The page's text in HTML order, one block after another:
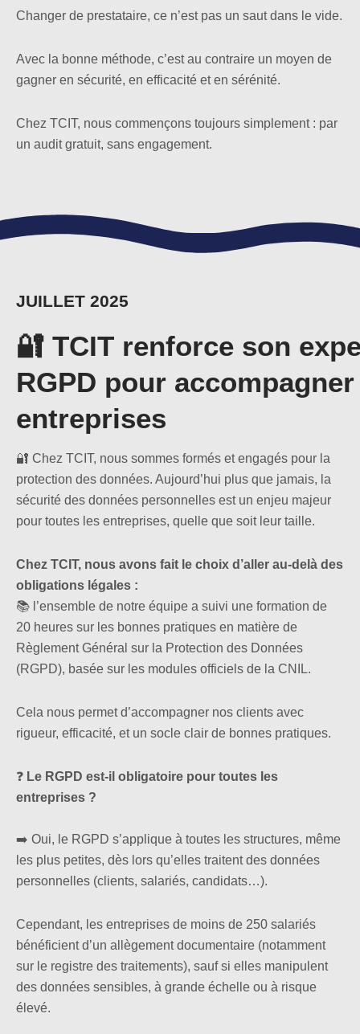
Changer de prestataire, ce n’est pas un saut dans le vide.
Avec la bonne méthode, c’est au contraire un moyen de
gagner en sécurité, en efficacité et en sérénité.
Chez TCIT, nous commençons toujours simplement : par
un audit gratuit, sans engagement.
JUILLET 2025
🔐 TCIT renforce son
RGPD pour
entreprises
🔐 Chez TCIT, nous sommes formés et engagés pour la
protection des données. Aujourd’hui plus que jamais, la
sécurité des données personnelles est un enjeu majeur
pour toutes les entreprises, quelle que soit leur taille.
Chez TCIT, nous avons fait le choix d’aller au-delà des
obligations légales :
📚 l’ensemble de notre équipe a suivi une formation de
20 heures sur les bonnes pratiques en matière de
Règlement Général sur la Protection des Données
(RGPD), basée sur les modules officiels de la CNIL.
Cela nous permet d’accompagner nos clients avec
rigueur, efficacité, et un socle clair de bonnes pratiques.
❓ Le RGPD est-il obligatoire pour toutes les
entreprises ?
➡️ Oui, le RGPD s’applique à toutes les structures, même
les plus petites, dès lors qu’elles traitent des données
personnelles (clients, salariés, candidats…).
Cependant, les entreprises de moins de 250 salariés
bénéficient d’un allègement documentaire (notamment
sur le registre des traitements), sauf si elles manipulent
des données sensibles, à grande échelle ou à risque
élevé.